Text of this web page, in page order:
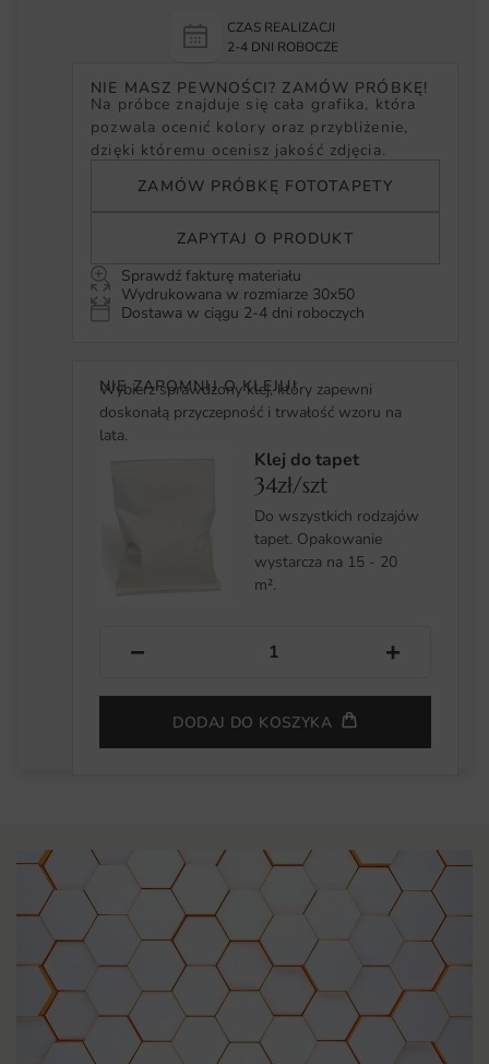
CZAS REALIZACJI
2-4 DNI ROBOCZE
NIE MASZ PEWNOŚCI? ZAMÓW PRÓBKĘ!
Na próbce znajduje się cała grafika, która
pozwala ocenić kolory oraz przybliżenie,
dzięki któremu ocenisz jakość zdjęcia.
ZAMÓW PRÓBKĘ FOTOTAPETY
ZAPYTAJ O PRODUKT
Sprawdź fakturę materiału
Wydrukowana w rozmiarze 30x50
Dostawa w ciągu 2-4 dni roboczych
NIE ZAPOMNIJ O KLEJU!
Wybierz sprawdzony klej, który zapewni
doskonałą przyczepność i trwałość wzoru na
lata.
Klej do tapet
34zł/szt
Do wszystkich rodzajów
tapet. Opakowanie
wystarcza na 15 - 20
m².
− +
DODAJ DO KOSZYKA